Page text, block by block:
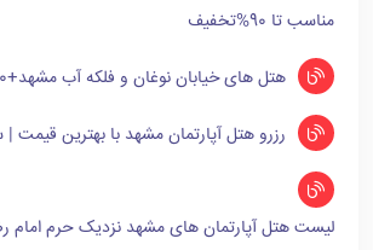
مناسب تا 90%تخفیف
هتل های خیابان نوغان و فلکه آب مشهد+50% تخفیف
رزرو هتل آپارتمان مشهد با بهترین قیمت
لیست هتل آپارتمان های مشهد نزدیک حرم امام